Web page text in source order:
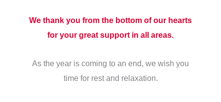
We thank you from the bottom of our hearts
for your great support in all areas.
As the year is coming to an end, we wish you
time for rest and relaxation.